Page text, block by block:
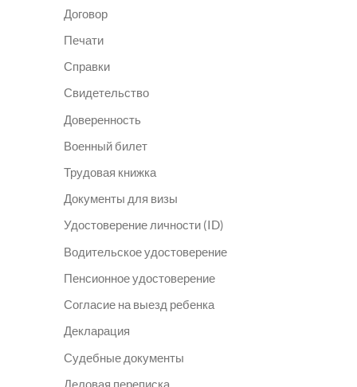
Договор
Печати
Справки
Свидетельство
Доверенность
Военный билет
Трудовая книжка
Документы для визы
Удостоверение личности (ID)
Водительское удостоверение
Пенсионное удостоверение
Согласие на выезд ребенка
Декларация
Судебные документы
Деловая переписка